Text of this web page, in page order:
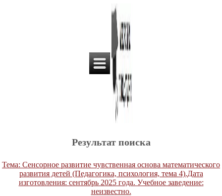
Результат поиска
Тема: Сенсорное развитие чувственная основа математического
развития детей (Педагогика, психология, тема 4).Дата
изготовления: сентябрь 2025 года. Учебное заведение:
неизвестно.